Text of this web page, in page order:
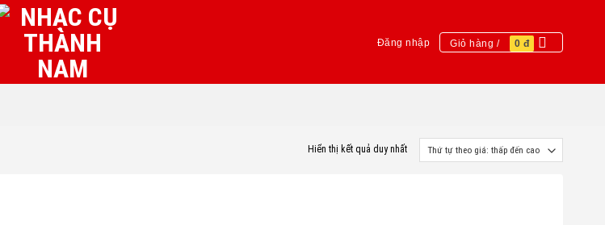
Đăng nhập Giỏ hàng / 0 đ
Hiển thị kết quả duy nhất